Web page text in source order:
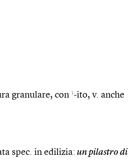
granulare, con 1-ito, v. anche
spec. in edilizia: un pilastro di